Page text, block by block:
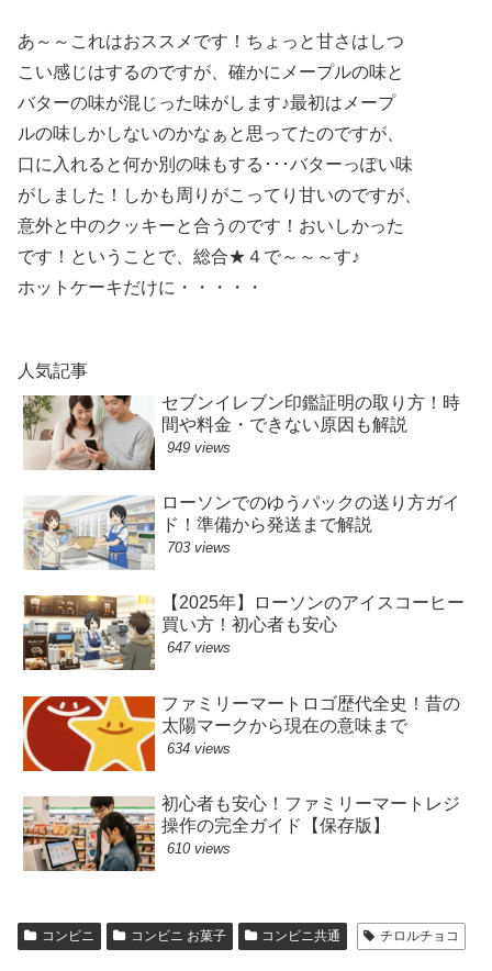
あ～～これはおススメです！ちょっと甘さはしつ
こい感じはするのですが、確かにメープルの味と
バターの味が混じった味がします♪最初はメープ
ルの味しかしないのかなぁと思ってたのですが、
口に入れると何か別の味もする･･･バターっぽい味
がしました！しかも周りがこってり甘いのですが、
意外と中のクッキーと合うのです！おいしかった
です！ということで、総合★４で～～～す♪
ホットケーキだけに・・・・・
人気記事
セブンイレブン印鑑証明の取り方！時
間や料金・できない原因も解説
949 views
ローソンでのゆうパックの送り方ガイ
ド！準備から発送まで解説
703 views
【2025年】ローソンのアイスコーヒー
買い方！初心者も安心
647 views
ファミリーマートロゴ歴代全史！昔の
太陽マークから現在の意味まで
634 views
初心者も安心！ファミリーマートレジ
操作の完全ガイド【保存版】
610 views
コンビニ コンビニ お菓子 コンビニ共通 チロルチョコ